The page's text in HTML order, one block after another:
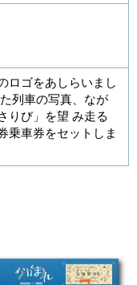
ロゴをあしらいまし
列車の写真、なが
りび」を望 み走る
乗車券をセットしま